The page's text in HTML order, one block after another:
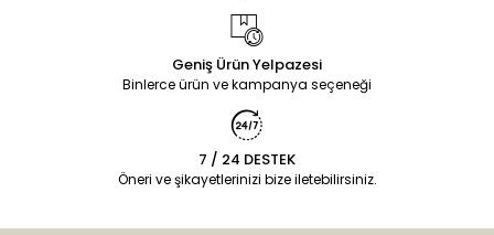
Geniş Ürün Yelpazesi
Binlerce ürün ve kampanya seçeneği
7 / 24 DESTEK
Öneri ve şikayetlerinizi bize iletebilirsiniz.